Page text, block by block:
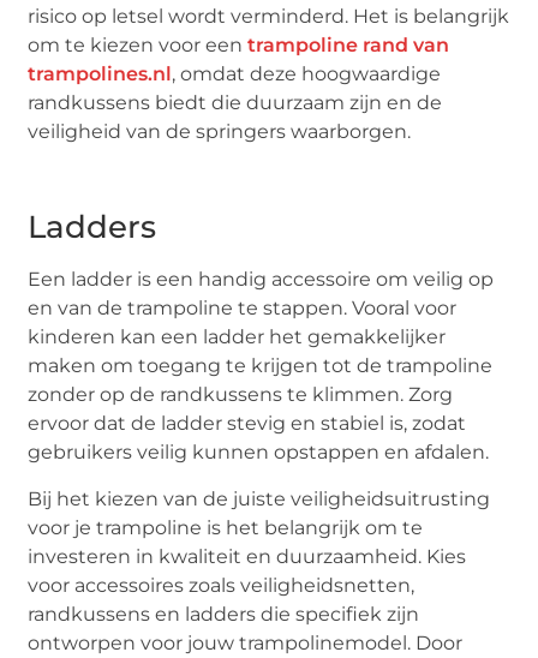
risico op letsel wordt verminderd. Het is belangrijk
om te kiezen voor eentrampoline rand van
trampolines.nl, omdat deze hoogwaardige
randkussens biedt die duurzaam zijn en de
veiligheid van de springers waarborgen.
Ladders
Een ladder is een handig accessoire om veilig op
en van de trampoline te stappen. Vooral voor
kinderen kan een ladder het gemakkelijker
maken om toegang te krijgen tot de trampoline
zonder op de randkussens te klimmen. Zorg
ervoor dat de ladder stevig en stabiel is, zodat
gebruikers veilig kunnen opstappen en afdalen.
Bij het kiezen van de juiste veiligheidsuitrusting
voor je trampoline is het belangrijk om te
investeren in kwaliteit en duurzaamheid. Kies
voor accessoires zoals veiligheidsnetten,
randkussens en ladders die specifiek zijn
ontworpen voor jouw trampolinemodel. Door